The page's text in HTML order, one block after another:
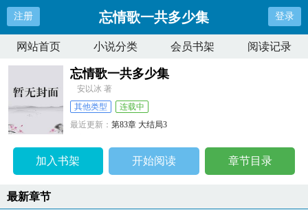
注册 忘情歌一共多少集 登录
网站首页 小说分类 会员书架 阅读记录
忘情歌一共多少集
安以冰 著
其他类型
连载中
最近更新：第83章 大结局3
加入书架 开始阅读 章节目录
最新章节